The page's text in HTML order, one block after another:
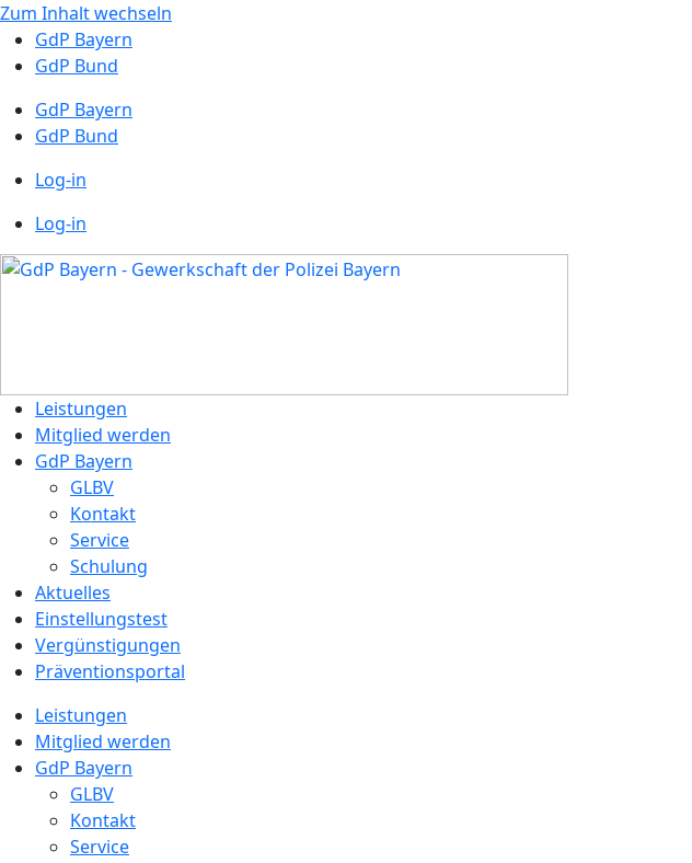
Zum Inhalt wechseln
GdP Bayern
GdP Bund
GdP Bayern
GdP Bund
Log-in
Log-in
Leistungen
Mitglied werden
GdP Bayern
GLBV
Kontakt
Service
Schulung
Aktuelles
Einstellungstest
Vergünstigungen
Präventionsportal
Leistungen
Mitglied werden
GdP Bayern
GLBV
Kontakt
Service